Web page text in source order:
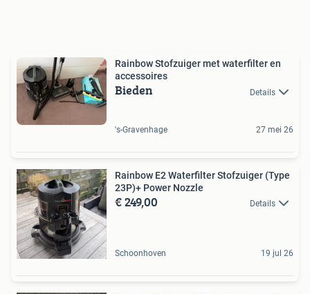
Rainbow Stofzuiger met waterfilter en
accessoires
Bieden Details
's-Gravenhage 27 mei 26
Rainbow E2 Waterfilter Stofzuiger (Type
23P)+ Power Nozzle
€ 249,00 Details
Schoonhoven 19 jul 26